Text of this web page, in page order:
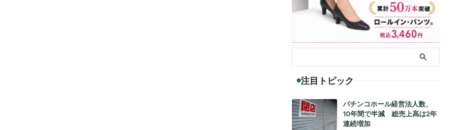
注目トピック
パチンコホール経営法人数、
10年間で半減 総売上高は2年
連続増加